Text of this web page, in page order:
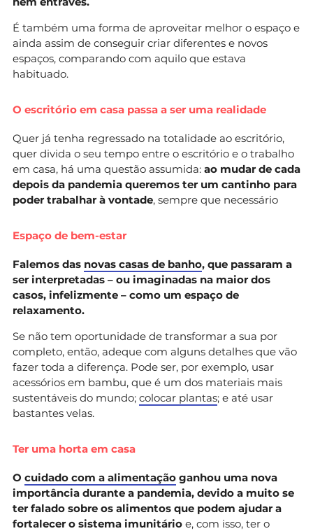
É também uma forma de aproveitar melhor o espaço e
ainda assim de conseguir criar diferentes e novos
espaços, comparando com aquilo que estava
habituado.
O escritório em casa passa a ser uma realidade
Quer já tenha regressado na totalidade ao escritório,
quer divida o seu tempo entre o escritório e o trabalho
em casa, há uma questão assumida: ao mudar de cada
depois da pandemia queremos ter um cantinho para
poder trabalhar à vontade, sempre que necessário
Espaço de bem-estar
Falemos das novas casas de banho, que passaram a
ser interpretadas – ou imaginadas na maior dos
casos, infelizmente – como um espaço de
relaxamento.
Se não tem oportunidade de transformar a sua por
completo, então, adeque com alguns detalhes que vão
fazer toda a diferença. Pode ser, por exemplo, usar
acessórios em bambu, que é um dos materiais mais
sustentáveis do mundo; colocar plantas; e até usar
bastantes velas.
Ter uma horta em casa
O cuidado com a alimentação ganhou uma nova
importância durante a pandemia, devido a muito se
ter falado sobre os alimentos que podem ajudar a
fortalecer o sistema imunitário e, com isso, ter o